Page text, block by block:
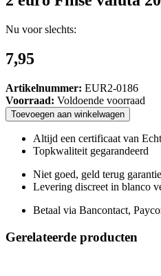
Nu voor slechts:
7,95
Artikelnummer: EUR2-0186
Voorraad: Voldoende voorraad
Toevoegen aan winkelwagen
Altijd een certificaat van
Topkwaliteit gegarandeerd
Niet goed, geld terug garantie
Levering discreet in blanco
Betaal via Bancontact,
Gerelateerde producten